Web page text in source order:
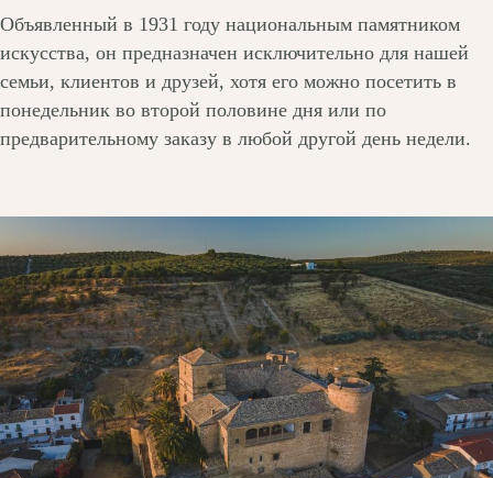
Объявленный в 1931 году национальным памятником
искусства, он предназначен исключительно для нашей
семьи, клиентов и друзей, хотя его можно посетить в
понедельник во второй половине дня или по
предварительному заказу в любой другой день недели.